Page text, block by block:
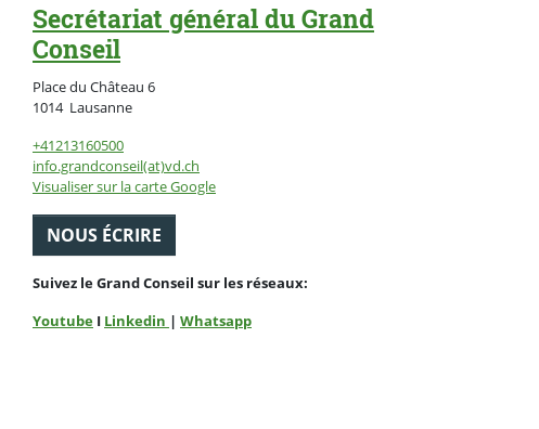
Secrétariat général du Grand
Conseil
Place du Château 6
1014 LausanneSuisse
+41213160500
info.grandconseil(at)vd.ch
Visualiser sur la carte Google
NOUS ÉCRIRE
Suivez le Grand Conseil sur les réseaux:
Youtube I Linkedin | Whatsapp